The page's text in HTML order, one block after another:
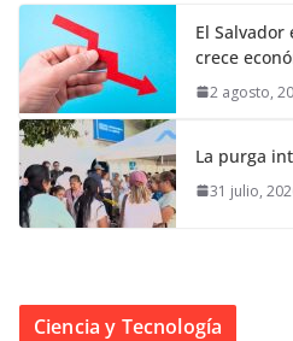
El Salvador
crece
2 agosto,
La purga
31 julio,
Ciencia y Tecnología